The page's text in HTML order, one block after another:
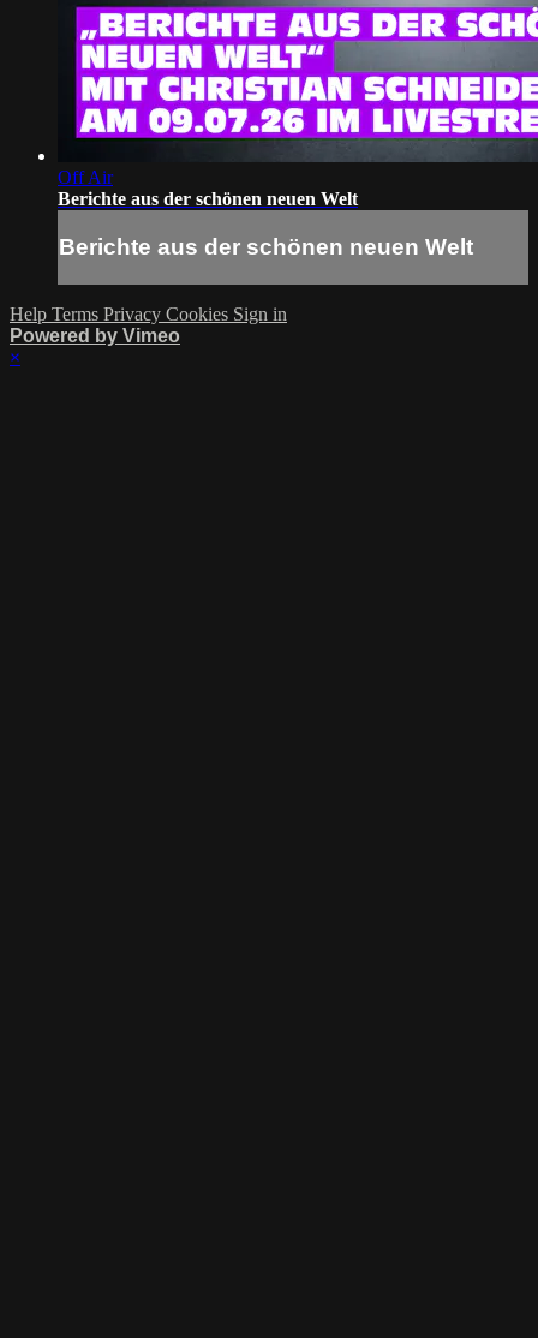
Off Air
Berichte aus der schönen neuen Welt
Berichte aus der schönen neuen Welt
Help Terms Privacy Cookies Sign in
Powered by Vimeo
×